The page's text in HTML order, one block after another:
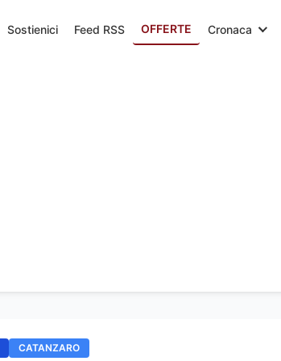
Sostienici Feed RSS OFFERTE Cronaca
CATANZARO